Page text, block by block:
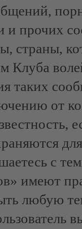
и прочих
страны,
Клуба
таких
от
с
имеют
любую